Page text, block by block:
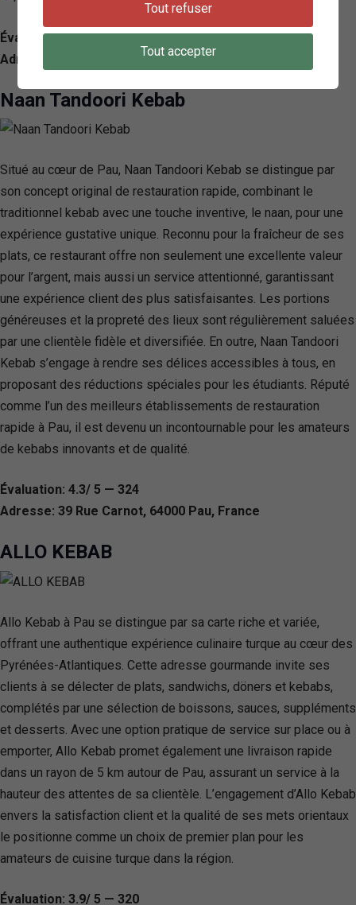
Évaluation: 4.3/ 5 — 324
Adresse: 66 Rue Henri Faisans, 64000 Pau, France
Naan Tandoori Kebab
Situé au cœur de Pau, Naan Tandoori Kebab se distingue par
son concept original de restauration rapide, combinant le
traditionnel kebab avec une touche inventive, le naan, pour une
expérience gustative unique. Reconnu pour la fraîcheur de ses
plats, ce restaurant offre non seulement une excellente valeur
pour l’argent, mais aussi un service attentionné, garantissant
une expérience client des plus satisfaisantes. Les portions
généreuses et la propreté des lieux sont régulièrement saluées
par une clientèle fidèle et diversifiée. En outre, Naan Tandoori
Kebab s’engage à rendre ses délices accessibles à tous, en
proposant des réductions spéciales pour les étudiants. Réputé
comme l’un des meilleurs établissements de restauration
rapide à Pau, il est devenu un incontournable pour les amateurs
de kebabs innovants et de qualité.
Évaluation: 4.3/ 5 — 324
Adresse: 39 Rue Carnot, 64000 Pau, France
ALLO KEBAB
Allo Kebab à Pau se distingue par sa carte riche et variée,
offrant une authentique expérience culinaire turque au cœur des
Pyrénées-Atlantiques. Cette adresse gourmande invite ses
clients à se délecter de plats, sandwichs, döners et kebabs,
complétés par une sélection de boissons, sauces, suppléments
et desserts. Avec une option pratique de service sur place ou à
emporter, Allo Kebab promet également une livraison rapide
dans un rayon de 5 km autour de Pau, assurant un service à la
hauteur des attentes de sa clientèle. L’engagement d’Allo Kebab
envers la satisfaction client et la qualité de ses mets orientaux
le positionne comme un choix de premier plan pour les
amateurs de cuisine turque dans la région.
Évaluation: 3.9/ 5 — 320
Tout refuser
Tout accepter